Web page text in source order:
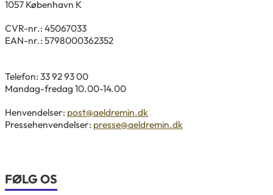
1057 København K
CVR-nr.: 45067033
EAN-nr.: 5798000362352
Telefon: 33 92 93 00
Mandag-fredag 10.00-14.00
Henvendelser: post@aeldremin.dk
Pressehenvendelser: presse@aeldremin.dk
FØLG OS